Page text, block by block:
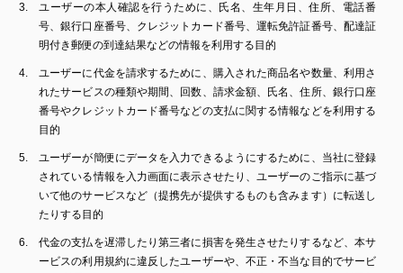
ユーザーの本人確認を行うために、氏名、生年月日、住所、電話番
号、銀行口座番号、クレジットカード番号、運転免許証番号、配達証
明付き郵便の到達結果などの情報を利用する目的
ユーザーに代金を請求するために、購入された商品名や数量、利用さ
れたサービスの種類や期間、回数、請求金額、氏名、住所、銀行口座
番号やクレジットカード番号などの支払に関する情報などを利用する
目的
ユーザーが簡便にデータを入力できるようにするために、当社に登録
されている情報を入力画面に表示させたり、ユーザーのご指示に基づ
いて他のサービスなど（提携先が提供するものも含みます）に転送し
たりする目的
代金の支払を遅滞したり第三者に損害を発生させたりするなど、本サ
ービスの利用規約に違反したユーザーや、不正・不当な目的でサービ